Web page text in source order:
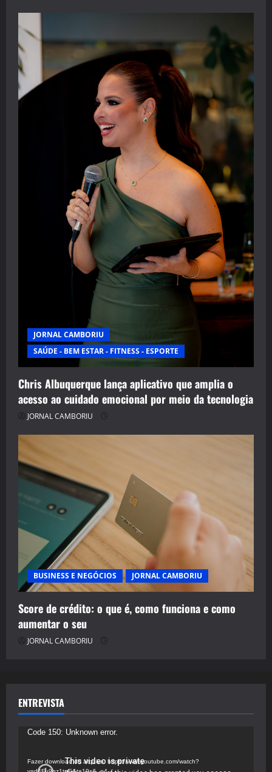
JORNAL CAMBORIU
SAÚDE - BEM ESTAR - FITNESS - ESPORTE
Chris Albuquerque lança aplicativo que amplia o
acesso ao cuidado emocional por meio da tecnologia
JORNAL CAMBORIU
BUSINESS E NEGÓCIOS JORNAL CAMBORIU
Score de crédito: o que é, como funciona e como
aumentar o seu
JORNAL CAMBORIU
ENTREVISTA
Tocador
vídeo
Code 150: Unknown error.
Fazer download do arquivo: https://www.youtube.com/watch?